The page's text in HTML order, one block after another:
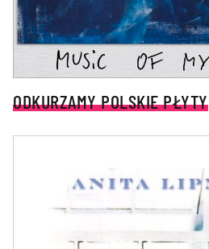
ODKURZAMY POLSKIE PŁYTY